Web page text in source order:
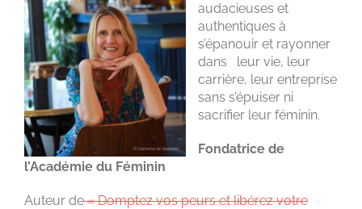
audacieuses et
authentiques à
s’épanouir et rayonner
dans leur vie, leur
carrière, leur entreprise
sans s’épuiser ni
sacrifier leur féminin.
Fondatrice de
l’Académie du Féminin
Auteur de« Domptez vos peurs et libérez votre